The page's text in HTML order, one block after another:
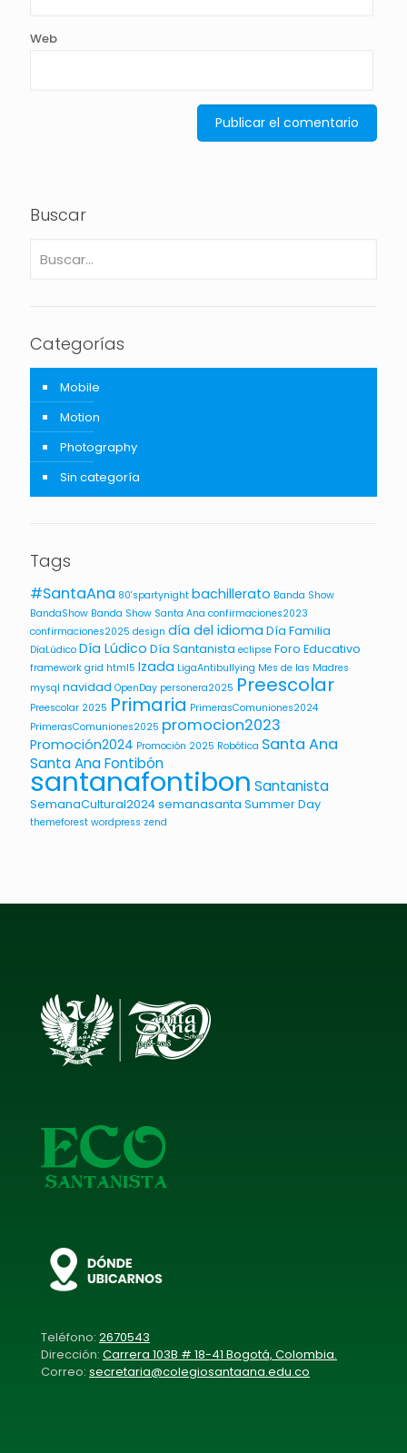
Web
Buscar
Categorías
Mobile
Motion
Photography
Sin categoría
Tags
#SantaAna 80'spartynight bachillerato Banda Show
BandaShow Banda Show Santa Ana confirmaciones2023
confirmaciones2025 design día del idioma Día Familia
DíaLúdico Día Lúdico Día Santanista eclipse Foro Educativo
framework grid html5 Izada LigaAntibullying Mes de las Madres
mysql navidad OpenDay personera2025 Preescolar
Preescolar 2025 Primaria PrimerasComuniones2024
PrimerasComuniones2025 promocion2023
Promoción2024 Promoción 2025 Robótica Santa Ana
Santa Ana Fontibón
santanafontibon Santanista
SemanaCultural2024semanasanta Summer Day
themeforest wordpress zend
Teléfono: 2670543
Dirección: Carrera 103B # 18-41 Bogotá, Colombia.
Correo: secretaria@colegiosantaana.edu.co